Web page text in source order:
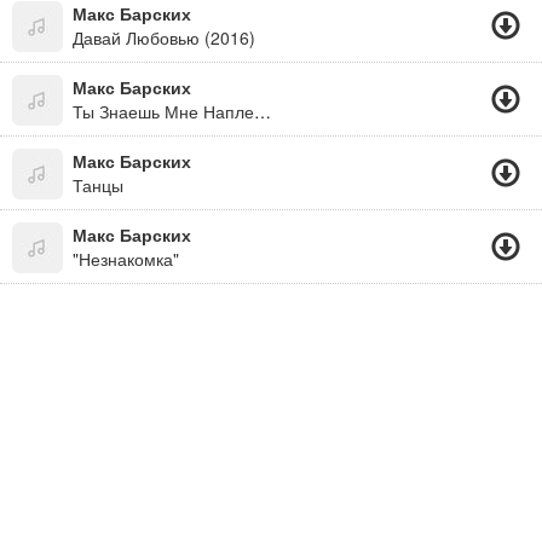
Макс Барских
Давай Любовью (2016)
Макс Барских
Ты Знаешь Мне Наплевать, Где Ты И С Кем..
Макс Барских
Танцы
Макс Барских
"Незнакомка"